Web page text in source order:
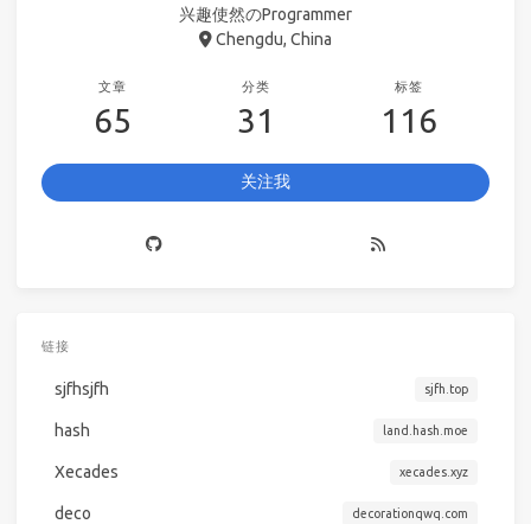
兴趣使然のProgrammer
Chengdu, China
文章
65
分类
31
标签
116
关注我
链接
sjfhsjfh sjfh.top
hash land.hash.moe
Xecades xecades.xyz
deco decorationqwq.com